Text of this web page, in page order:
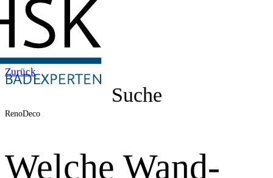
Suche
Zurück
RenoDeco
Welche Wand-